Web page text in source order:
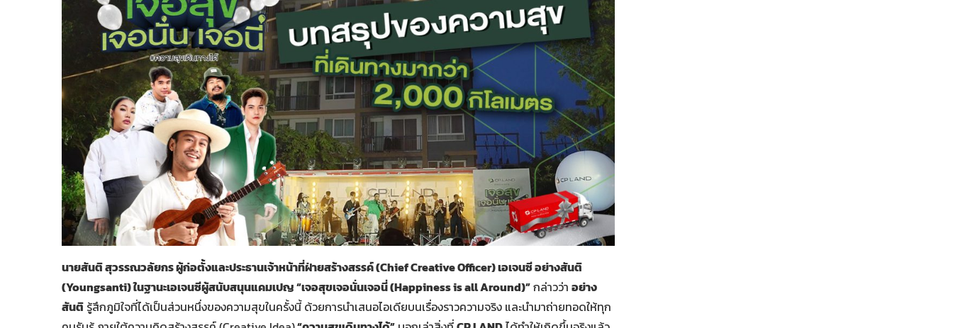
นายสันติ สุวรรณวลัยกร ผู้ก่อตั้งและประธานเจ้าหน้าที่ฝ่ายสร้างสรรค์ (Chief Creative Officer) เอเจนซี อย่างสันติ
(Youngsanti) ในฐานะเอเจนซีผู้สนับสนุนแคมเปญ “เจอสุขเจอนั่นเจอนี่ (Happiness is all Around)”กล่าวว่า อย่าง
สันติ รู้สึกภูมิใจที่ได้เป็นส่วนหนึ่งของความสุขในครั้งนี้ ด้วยการนำเสนอไอเดียบนเรื่องราวความจริง และนำมาถ่ายทอดให้ทุก